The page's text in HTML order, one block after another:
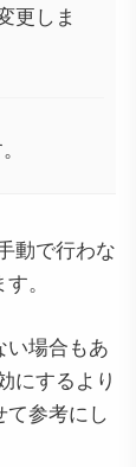
更しま
動で行わな
。
い場合もあ
にするより
参考にし